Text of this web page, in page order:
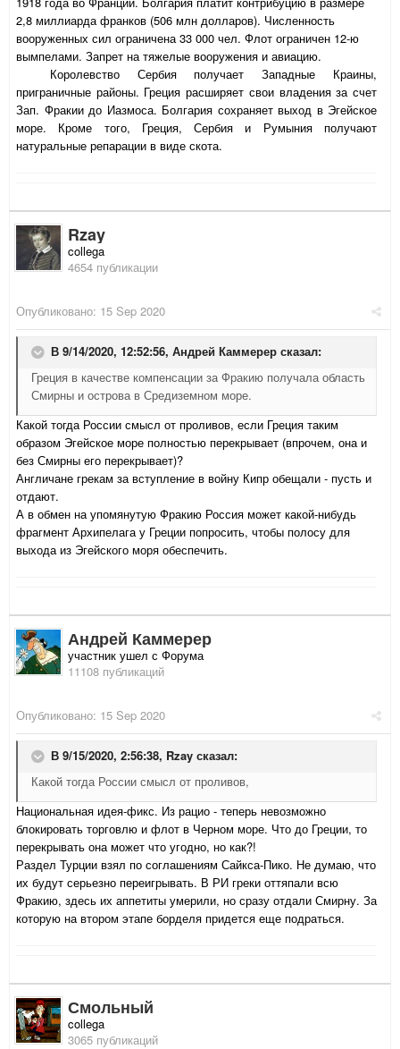
2,8 миллиарда франков (506 млн долларов). Численность
вооруженных сил ограничена 33 000 чел. Флот ограничен 12-ю
вымпелами. Запрет на тяжелые вооружения и авиацию.
Королевство Сербия получает Западные Краины,
приграничные районы. Греция расширяет свои владения за счет
Зап. Фракии до Иазмоса. Болгария сохраняет выход в Эгейское
море. Кроме того, Греция, Сербия и Румыния получают
натуральные репарации в виде скота.
Rzay
collega
4654 публикации
Опубликовано: 15 Sep 2020
В 9/14/2020, 12:52:56, Андрей Каммерер сказал:
Греция в качестве компенсации за Фракию получала область
Смирны и острова в Средиземном море.
Какой тогда России смысл от проливов, если Греция таким
образом Эгейское море полностью перекрывает (впрочем, она и
без Смирны его перекрывает)?
Англичане грекам за вступление в войну Кипр обещали - пусть и
отдают.
А в обмен на упомянутую Фракию Россия может какой-нибудь
фрагмент Архипелага у Греции попросить, чтобы полосу для
выхода из Эгейского моря обеспечить.
Андрей Каммерер
участник ушел с Форума
11108 публикаций
Опубликовано: 15 Sep 2020
В 9/15/2020, 2:56:38, Rzay сказал:
Какой тогда России смысл от проливов,
Национальная идея-фикс. Из рацио - теперь невозможно
блокировать торговлю и флот в Черном море. Что до Греции, то
перекрывать она может что угодно, но как?!
Раздел Турции взял по соглашениям Сайкса-Пико. Не думаю, что
их будут серьезно переигрывать. В РИ греки оттяпали всю
Фракию, здесь их аппетиты умерили, но сразу отдали Смирну. За
которую на втором этапе борделя придется еще подраться.
Смольный
collega
3065 публикаций